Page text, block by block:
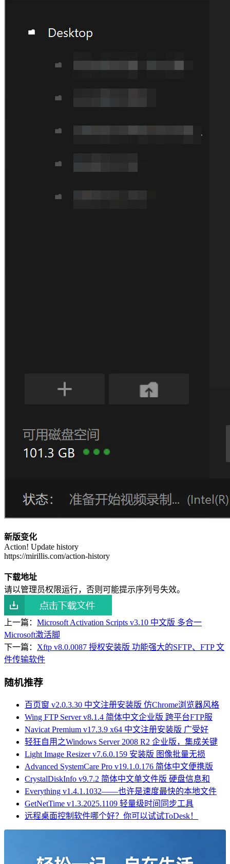
新版变化
Action! Update history
https://mirillis.com/action-history
下载地址
请以管理员权限运行，否则可能提示序列号失效。
上一篇： Microsoft Activation Scripts v3.10 中文版 多合一
Microsoft激活脚
下一篇： Xftp v8.0.0087 授权安装版 功能强大的SFTP、FTP 文
件传输软件
随机推荐
百页窗 v2.0.3.30 中文注册安装版 仿Chrome浏览器风格
Wing FTP Server v8.1.4 简体中文企业版 跨平台FTP服
Navicat Premium v17.3.9 x64 中文注册安装版 广受好
轻狂自用之Windows Server 2008 R2 企业版，集成关键
Light Image Resizer v7.6.0.159 安装版 图像批量无损
Advanced SystemCare Pro v19.1.0.176 简体中文便携版
CrystalDiskInfo v9.7.2 简体中文单文件版 硬盘信息和
Everything v1.4.1.1032——也许是速度最快的本地文件
GetNetTime v1.3.2025.1109 轻量级时间同步工具
远程桌面控制软件哪个好？你可以试试ToDesk！